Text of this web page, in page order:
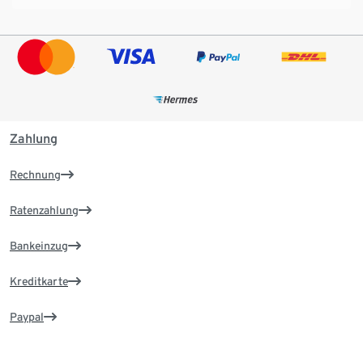
Zahlung
Rechnung
Ratenzahlung
Bankeinzug
Kreditkarte
Paypal